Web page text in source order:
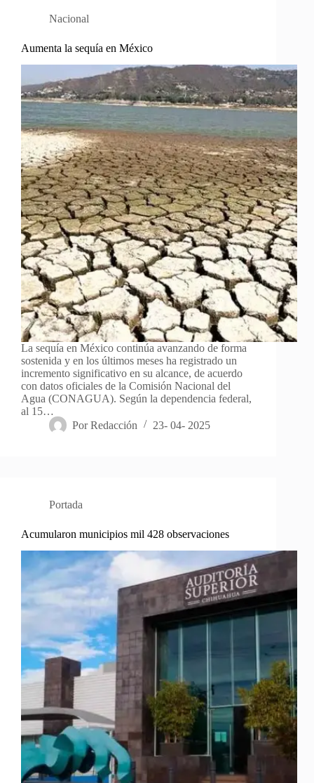
Nacional
Aumenta la sequía en México
La sequía en México continúa avanzando de forma
sostenida y en los últimos meses ha registrado un
incremento significativo en su alcance, de acuerdo
con datos oficiales de la Comisión Nacional del
Agua (CONAGUA). Según la dependencia federal,
al 15…
Por Redacción 23- 04- 2025
Portada
Acumularon municipios mil 428 observaciones